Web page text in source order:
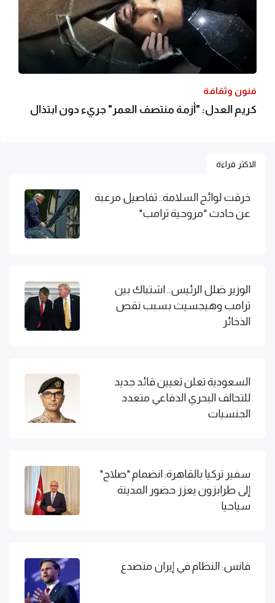
فنون وثقافة
كريم العدل: "أزمة منتصف العمر" جريء دون ابتذال
الاكثر قراءة
خرقت لوائح السلامة.. تفاصيل مرعبة
عن حادث "مروحية ترامب"
الوزير ضلل الرئيس.. اشتباك بين
ترامب وهيجسيث بسبب نقص
الذخائر
السعودية تعلن تعيين قائد جديد
للتحالف البحري الدفاعي متعدد
الجنسيات
سفير تركيا بالقاهرة: انضمام "صلاح"
إلى طرابزون يعزز حضور المدينة
سياحيا
فانس: النظام في إيران متصدع